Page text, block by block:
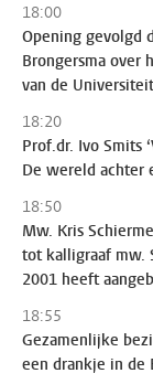
18:00
Opening gevolgd
Brongersma over
van de
18:20
Prof.dr. Ivo Smits
De wereld achter
18:50
Mw. Kris
tot kalligraaf mw.
2001 heeft
18:55
Gezamenlijke
een drankje in de